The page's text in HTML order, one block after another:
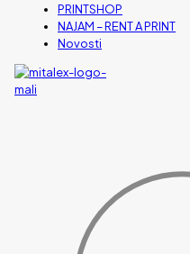
PRINTSHOP
NAJAM – RENT A PRINT
Novosti